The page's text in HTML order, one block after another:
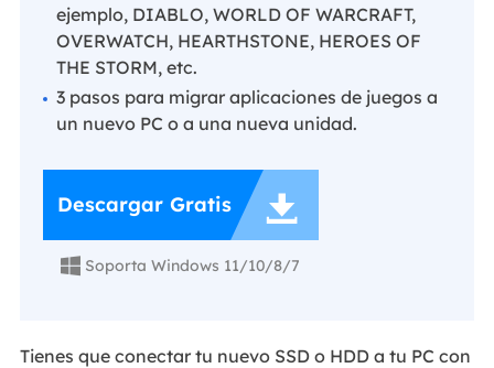
ejemplo, DIABLO, WORLD OF WARCRAFT,
OVERWATCH, HEARTHSTONE, HEROES OF
THE STORM, etc.
3 pasos para migrar aplicaciones de juegos a
un nuevo PC o a una nueva unidad.
Descargar Gratis 
 Soporta Windows 11/10/8/7
Tienes que conectar tu nuevo SSD o HDD a tu PC con